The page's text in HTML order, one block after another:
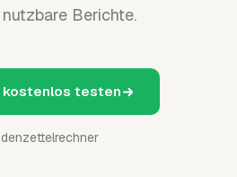
Berichte.
kostenlos testen